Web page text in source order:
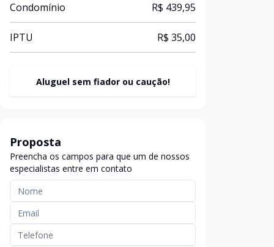
Condomínio R$ 439,95
IPTU R$ 35,00
Aluguel sem fiador ou caução!
Proposta
Preencha os campos para que um de nossos
especialistas entre em contato